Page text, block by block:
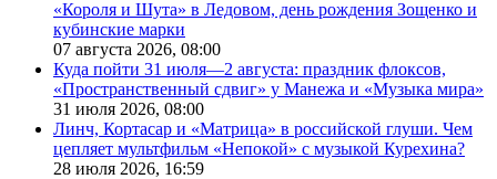
«Короля и Шута» в Ледовом, день рождения Зощенко и
кубинские марки
07 августа 2026, 08:00
Куда пойти 31 июля—2 августа: праздник флоксов,
«Пространственный сдвиг» у Манежа и «Музыка мира»
31 июля 2026, 08:00
Линч, Кортасар и «Матрица» в российской глуши. Чем
цепляет мультфильм «Непокой» с музыкой Курехина?
28 июля 2026, 16:59